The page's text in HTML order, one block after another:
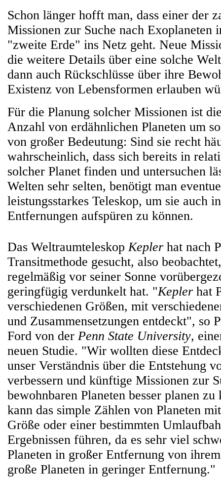
Schon länger hofft man, dass einer der
Missionen zur Suche nach Exoplaneten
"zweite Erde" ins Netz geht. Neue
die weitere Details über eine solche
dann auch Rückschlüsse über ihre
Existenz von Lebensformen erlauben
Für die Planung solcher Missionen ist
Anzahl von erdähnlichen Planeten um
von großer Bedeutung: Sind sie recht
wahrscheinlich, dass sich bereits in
solcher Planet finden und untersuchen
Welten sehr selten, benötigt man
leistungsstarkes Teleskop, um sie auch
Entfernungen aufspüren zu können.
Das WeltraumteleskopKepler hat nach
Transitmethode gesucht, also
regelmäßig vor seiner Sonne
geringfügig verdunkelt hat. "Kepler hat
verschiedenen Größen, mit
und Zusammensetzungen entdeckt", so
Ford von der Penn State University,
neuen Studie. "Wir wollten diese
unser Verständnis über die Entstehung
verbessern und künftige Missionen zur
bewohnbaren Planeten besser planen
kann das simple Zählen von Planeten
Größe oder einer bestimmten
Ergebnissen führen, da es sehr viel
Planeten in großer Entfernung von
große Planeten in geringer Entfernung."